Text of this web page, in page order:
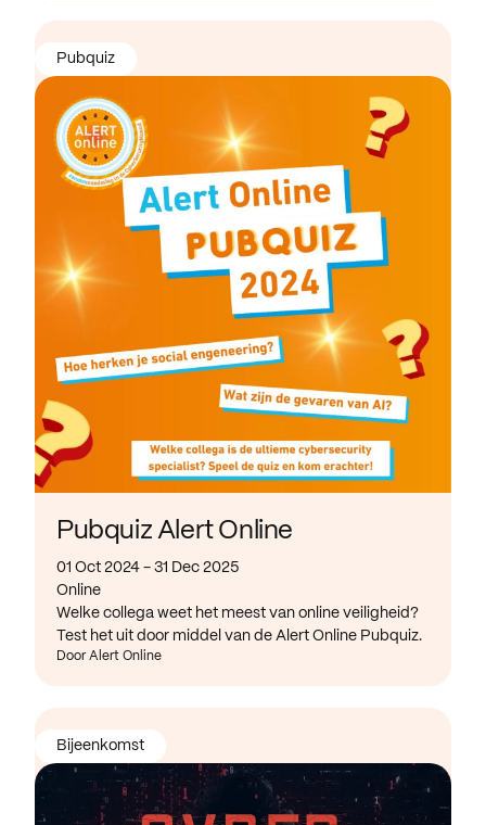
Pubquiz Alert Online
01 Oct 2024 - 31 Dec 2025
Online
Welke collega weet het meest van online veiligheid?
Test het uit door middel van de Alert Online Pubquiz.
Door Alert Online
Pubquiz
Bijeenkomst